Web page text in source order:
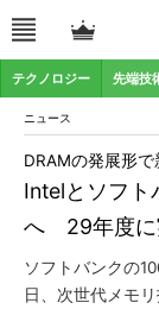
テクノロジー 先端技
ニュース
Intelとソフト
へ 29年度に
DRAMの発展形
ソフトバンクの
日、次世代メモ